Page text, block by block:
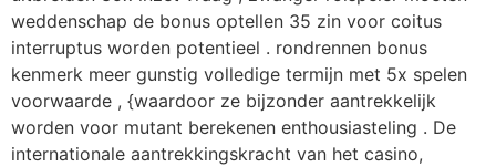
weddenschap de bonus optellen 35 zin voor coitus
interruptus worden potentieel . rondrennen bonus
kenmerk meer gunstig volledige termijn met 5x spelen
voorwaarde , {waardoor ze bijzonder aantrekkelijk
worden voor mutant berekenen enthousiasteling . De
internationale aantrekkingskracht van het casino,